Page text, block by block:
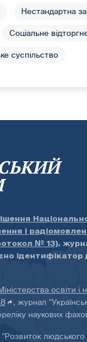
Нестандартна
Соціальне
суспільство
і
№ 13),
ідентифікатор
освіти і
, журнал
наукових
людського